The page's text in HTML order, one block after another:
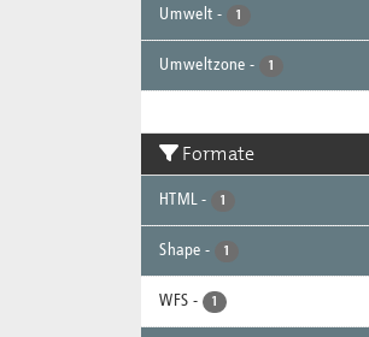
Umwelt - 1
Umweltzone - 1
Formate
HTML - 1
Shape - 1
WFS - 1